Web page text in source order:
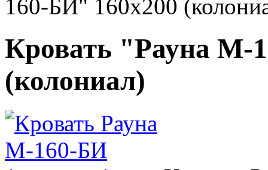
160-БИ" 160х200
Кровать "Рауна M-
(колониал)